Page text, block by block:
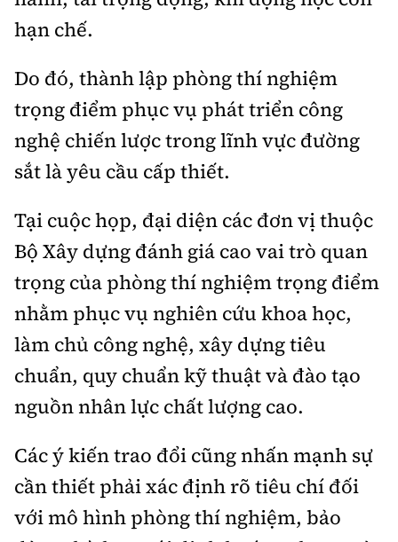
hạn chế.
Do đó, thành lập phòng thí nghiệm
trọng điểm phục vụ phát triển công
nghệ chiến lược trong lĩnh vực đường
sắt là yêu cầu cấp thiết.
Tại cuộc họp, đại diện các đơn vị thuộc
Bộ Xây dựng đánh giá cao vai trò quan
trọng của phòng thí nghiệm trọng điểm
nhằm phục vụ nghiên cứu khoa học,
làm chủ công nghệ, xây dựng tiêu
chuẩn, quy chuẩn kỹ thuật và đào tạo
nguồn nhân lực chất lượng cao.
Các ý kiến trao đổi cũng nhấn mạnh sự
cần thiết phải xác định rõ tiêu chí đối
với mô hình phòng thí nghiệm, bảo